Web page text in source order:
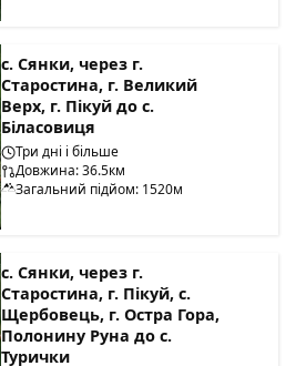
с. Сянки, через г.
Старостина, г. Великий
Верх, г. Пікуй до с.
Біласовиця
Три дні і більше
Довжина: 36.5км
Загальний підйом: 1520м
с. Сянки, через г.
Старостина, г. Пікуй, с.
Щербовець, г. Остра Гора,
Полонину Руна до с.
Турички